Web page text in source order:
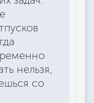
нельзя,
со